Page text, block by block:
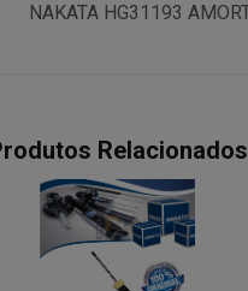
NAKATA HG31193
Relacionados